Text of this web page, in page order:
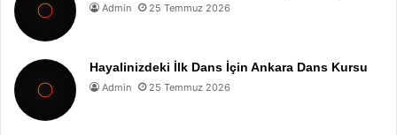
Admin 25 Temmuz 2026
Hayalinizdeki İlk Dans İçin Ankara Dans Kursu
Admin 25 Temmuz 2026